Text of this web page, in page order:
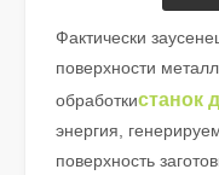
Фактически
поверхности
обработкистанок
энергия,
поверхность